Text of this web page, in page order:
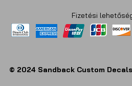
Fizetési
© 2024 Sandback Custom